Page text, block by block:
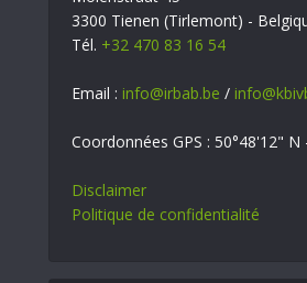
3300 Tienen (Tirlemont) -
Tél. +32 470 83 16 54
Email : info@irbab.be /
Coordonnées GPS : 50°48'12" N
Disclaimer
Politique de confidentialité